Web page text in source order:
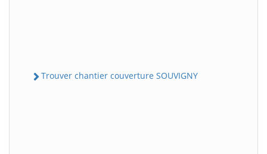
Trouver chantier couverture SOUVIGNY